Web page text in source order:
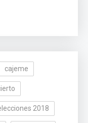
cajeme
2018